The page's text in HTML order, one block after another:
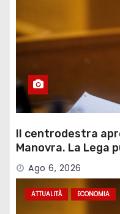
Il centrodestra
Manovra. La Lega
Ago 6, 2026
ATTUALITÀ ECONOMIA